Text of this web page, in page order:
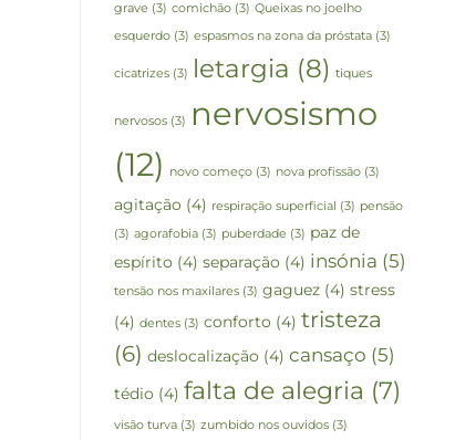
grave (3) comichão(3) Queixas no joelho
esquerdo(3) espasmos na zona da próstata(3)
cicatrizes(3) letargia (8) tiques
nervosos(3) nervosismo
(12)
novo começo(3) nova profissão(3)
agitação (4) respiração superficial (3) pensão
(3) agorafobia(3) puberdade (3) paz de
espírito (4) separação (4) insónia (5)
tensão nos maxilares(3) gaguez(4) stress
(4) dentes(3) conforto (4) tristeza
(6) deslocalização (4) cansaço (5)
tédio (4) falta de alegria (7)
visão turva(3) zumbido nos ouvidos(3)